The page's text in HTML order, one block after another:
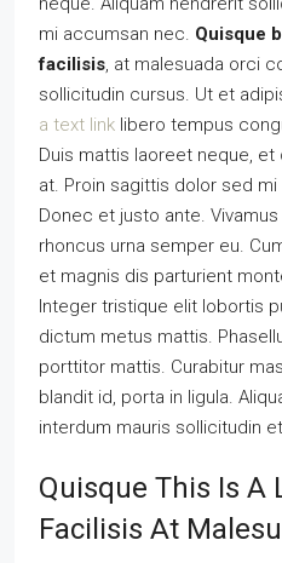
mi accumsan nec. Quisque
facilisis, at malesuada orci
sollicitudin cursus. Ut et
a text link libero tempus
Duis mattis laoreet neque,
at. Proin sagittis dolor sed
Donec et justo ante.
rhoncus urna semper eu.
et magnis dis parturient
Integer tristique elit lobortis
dictum metus mattis.
porttitor mattis. Curabitur
blandit id, porta in ligula.
interdum mauris sollicitudin
Quisque This Is A
Facilisis At